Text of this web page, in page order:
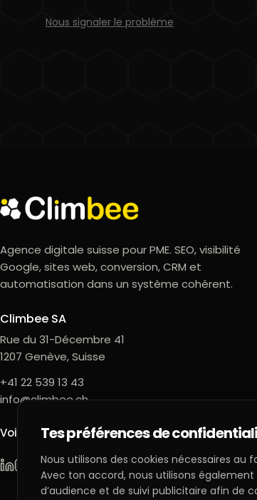
Tes préférences de
Nous utilisons des cookies nécessaires au
Avec ton accord, nous utilisons
d’audience et de suivi publicitaire afin de
Nous signaler le problème
Agence digitale suisse pour PME. SEO, visibilité
Google, sites web, conversion, CRM et
automatisation dans un système cohérent.
Climbee SA
Rue du 31-Décembre 41
1207 Genève,Suisse
+41 22 539 13 43
info@climbee.ch
Voir Climbee sur Google
Climbee sur LinkedIn
Climbee sur Instagram
Climbee sur Facebook